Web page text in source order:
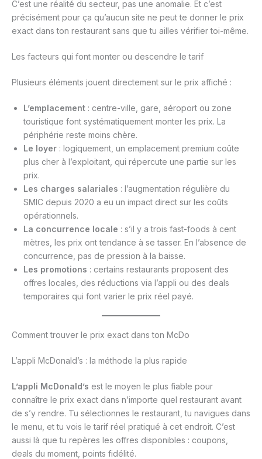
C’est une réalité du secteur, pas une anomalie. Et c’est
précisément pour ça qu’aucun site ne peut te donner le prix
exact dans ton restaurant sans que tu ailles vérifier toi-même.
Les facteurs qui font monter ou descendre le tarif
Plusieurs éléments jouent directement sur le prix affiché :
L’emplacement : centre-ville, gare, aéroport ou zone
touristique font systématiquement monter les prix. La
périphérie reste moins chère.
Le loyer : logiquement, un emplacement premium coûte
plus cher à l’exploitant, qui répercute une partie sur les
prix.
Les charges salariales : l’augmentation régulière du
SMIC depuis 2020 a eu un impact direct sur les coûts
opérationnels.
La concurrence locale : s’il y a trois fast-foods à cent
mètres, les prix ont tendance à se tasser. En l’absence de
concurrence, pas de pression à la baisse.
Les promotions : certains restaurants proposent des
offres locales, des réductions via l’appli ou des deals
temporaires qui font varier le prix réel payé.
Comment trouver le prix exact dans ton McDo
L’appli McDonald’s : la méthode la plus rapide
L’appli McDonald’s est le moyen le plus fiable pour
connaître le prix exact dans n’importe quel restaurant avant
de s’y rendre. Tu sélectionnes le restaurant, tu navigues dans
le menu, et tu vois le tarif réel pratiqué à cet endroit. C’est
aussi là que tu repères les offres disponibles : coupons,
deals du moment, points fidélité.